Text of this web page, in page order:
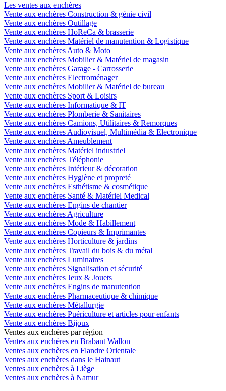
Les ventes aux enchères
Vente aux enchères Construction & génie civil
Vente aux enchères Outillage
Vente aux enchères HoReCa & brasserie
Vente aux enchères Matériel de manutention & Logistique
Vente aux enchères Auto & Moto
Vente aux enchères Mobilier & Matériel de magasin
Vente aux enchères Garage - Carrosserie
Vente aux enchères Electroménager
Vente aux enchères Mobilier & Matériel de bureau
Vente aux enchères Sport & Loisirs
Vente aux enchères Informatique & IT
Vente aux enchères Plomberie & Sanitaires
Vente aux enchères Camions, Utilitaires & Remorques
Vente aux enchères Audiovisuel, Multimédia & Electronique
Vente aux enchères Ameublement
Vente aux enchères Matériel industriel
Vente aux enchères Téléphonie
Vente aux enchères Intérieur & décoration
Vente aux enchères Hygiène et propreté
Vente aux enchères Esthétisme & cosmétique
Vente aux enchères Santé & Matériel Medical
Vente aux enchères Engins de chantier
Vente aux enchères Agriculture
Vente aux enchères Mode & Habillement
Vente aux enchères Copieurs & Imprimantes
Vente aux enchères Horticulture & jardins
Vente aux enchères Travail du bois & du métal
Vente aux enchères Luminaires
Vente aux enchères Signalisation et sécurité
Vente aux enchères Jeux & Jouets
Vente aux enchères Engins de manutention
Vente aux enchères Pharmaceutique & chimique
Vente aux enchères Métallurgie
Vente aux enchères Puériculture et articles pour enfants
Vente aux enchères Bijoux
Ventes aux enchères par région
Ventes aux enchères en Brabant Wallon
Ventes aux enchères en Flandre Orientale
Ventes aux enchères dans le Hainaut
Ventes aux enchères à Liège
Ventes aux enchères à Namur